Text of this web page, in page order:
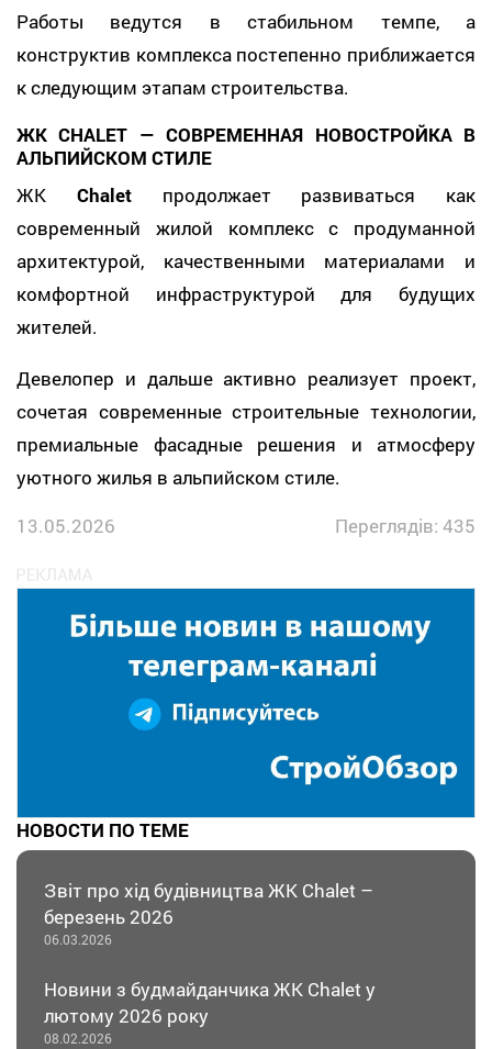
Работы ведутся в стабильном темпе, а
конструктив комплекса постепенно приближается
к следующим этапам строительства.
ЖК CHALET — СОВРЕМЕННАЯ НОВОСТРОЙКА В
АЛЬПИЙСКОМ СТИЛЕ
ЖК Chaletпродолжает развиваться как
современный жилой комплекс с продуманной
архитектурой, качественными материалами и
комфортной инфраструктурой для будущих
жителей.
Девелопер и дальше активно реализует проект,
сочетая современные строительные технологии,
премиальные фасадные решения и атмосферу
уютного жилья в альпийском стиле.
13.05.2026
Переглядів: 435
НОВОСТИ ПО ТЕМЕ
Звіт про хід будівництва ЖК Chalet –
березень 2026
06.03.2026
Новини з будмайданчика ЖК Chalet у
лютому 2026 року
08.02.2026